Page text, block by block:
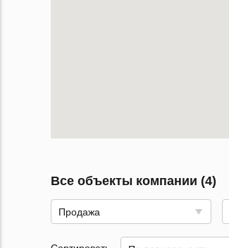
Все объекты компании (4)
Продажа